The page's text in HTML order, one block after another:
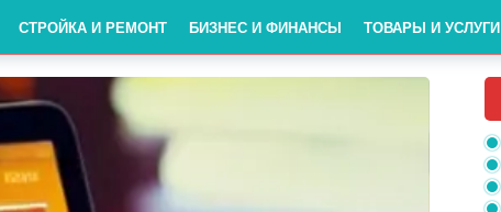
СТРОЙКА И РЕМОНТ БИЗНЕС И ФИНАНСЫ ТОВАРЫ И УСЛУГИ